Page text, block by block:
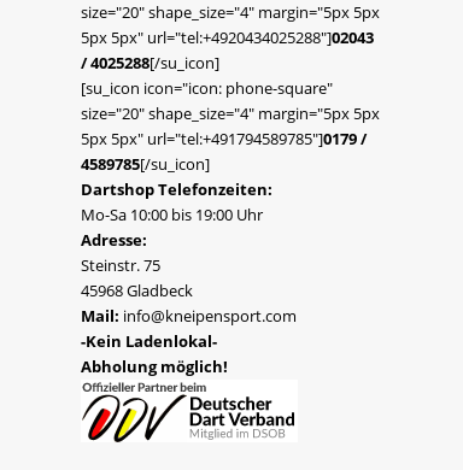
size="20" shape_size="4" margin="5px 5px
5px 5px" url="tel:+4920434025288"]02043
/ 4025288[/su_icon]
[su_icon icon="icon: phone-square"
size="20" shape_size="4" margin="5px 5px
5px 5px" url="tel:+491794589785"]0179 /
4589785[/su_icon]
Dartshop Telefonzeiten:
Mo-Sa 10:00 bis 19:00 Uhr
Adresse:
Steinstr. 75
45968 Gladbeck
Mail: info@kneipensport.com
-Kein Ladenlokal-
Abholung möglich!